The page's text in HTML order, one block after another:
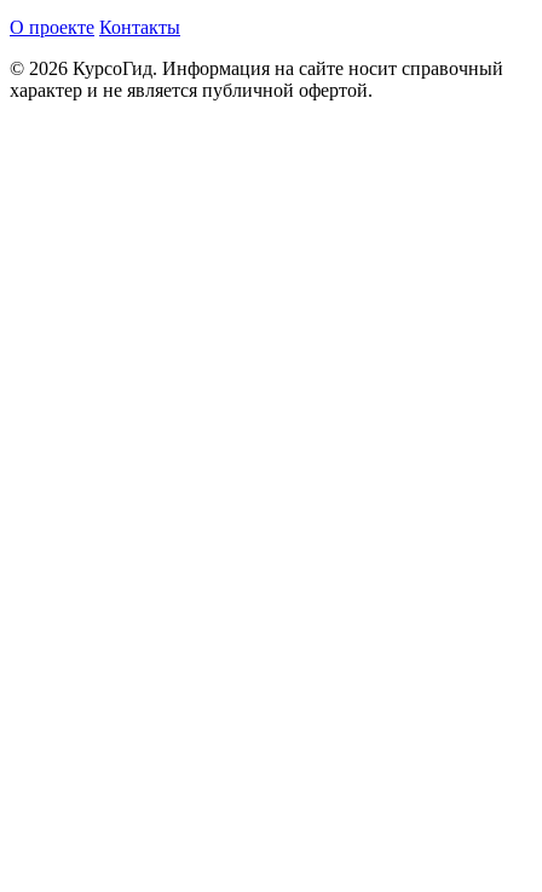
О проекте Контакты
© 2026 КурсоГид. Информация на сайте носит справочный
характер и не является публичной офертой.